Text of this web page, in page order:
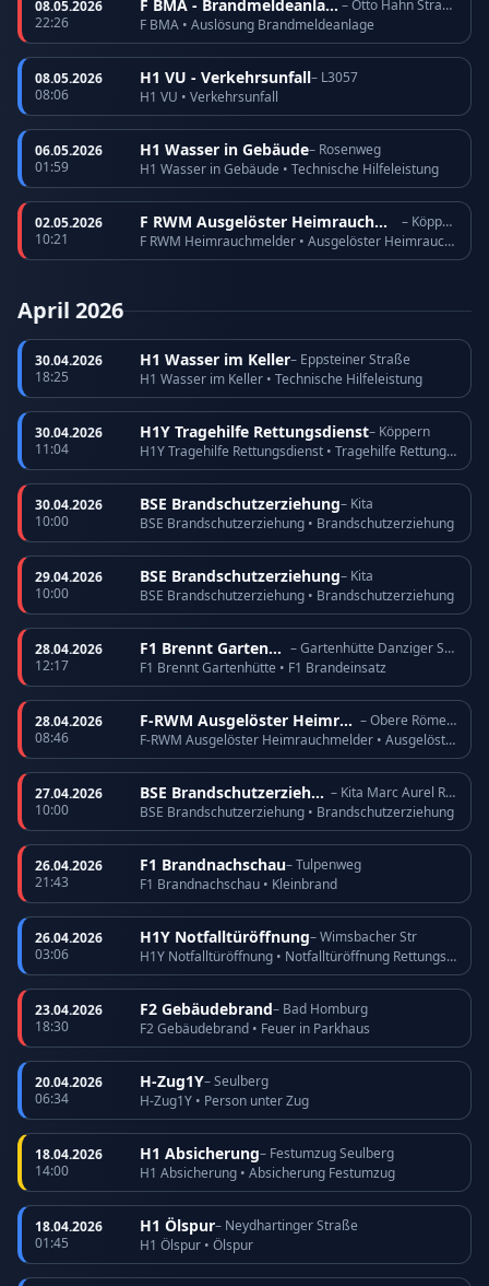
08.05.2026
22:26
F BMA - Brandmeldeanlage
– Otto Hahn Straße
F BMA • Auslösung Brandmeldeanlage
08.05.2026
08:06
H1 VU - Verkehrsunfall– L3057
H1 VU • Verkehrsunfall
06.05.2026
01:59
H1 Wasser in Gebäude– Rosenweg
H1 Wasser in Gebäude • Technische Hilfeleistung
02.05.2026
10:21
F RWM Ausgelöster Heimrauchmelder
– Köppern
F RWM Heimrauchmelder • Ausgelöster Heimrauchmelder
April 2026
30.04.2026
18:25
H1 Wasser im Keller– Eppsteiner Straße
H1 Wasser im Keller • Technische Hilfeleistung
30.04.2026
11:04
H1Y Tragehilfe Rettungsdienst– Köppern
H1Y Tragehilfe Rettungsdienst • Tragehilfe Rettungsdienst
30.04.2026
10:00
BSE Brandschutzerziehung– Kita
BSE Brandschutzerziehung • Brandschutzerziehung
29.04.2026
10:00
BSE Brandschutzerziehung– Kita
BSE Brandschutzerziehung • Brandschutzerziehung
28.04.2026
12:17
F1 Brennt Gartenhütte
– Gartenhütte Danziger Straße
F1 Brennt Gartenhütte • F1 Brandeinsatz
28.04.2026
08:46
F-RWM Ausgelöster Heimrauchmelder
– Obere Römerhofstr
F-RWM Ausgelöster Heimrauchmelder • Ausgelöster Heimrauchmelder
27.04.2026
10:00
BSE Brandschutzerziehung
– Kita Marc Aurel Ring
BSE Brandschutzerziehung • Brandschutzerziehung
26.04.2026
21:43
F1 Brandnachschau– Tulpenweg
F1 Brandnachschau • Kleinbrand
26.04.2026
03:06
H1Y Notfalltüröffnung– Wimsbacher Str
H1Y Notfalltüröffnung • Notfalltüröffnung Rettungsdienst
23.04.2026
18:30
F2 Gebäudebrand– Bad Homburg
F2 Gebäudebrand • Feuer in Parkhaus
20.04.2026
06:34
H-Zug1Y– Seulberg
H-Zug1Y • Person unter Zug
18.04.2026
14:00
H1 Absicherung– Festumzug Seulberg
H1 Absicherung • Absicherung Festumzug
18.04.2026
01:45
H1 Ölspur– Neydhartinger Straße
H1 Ölspur • Ölspur